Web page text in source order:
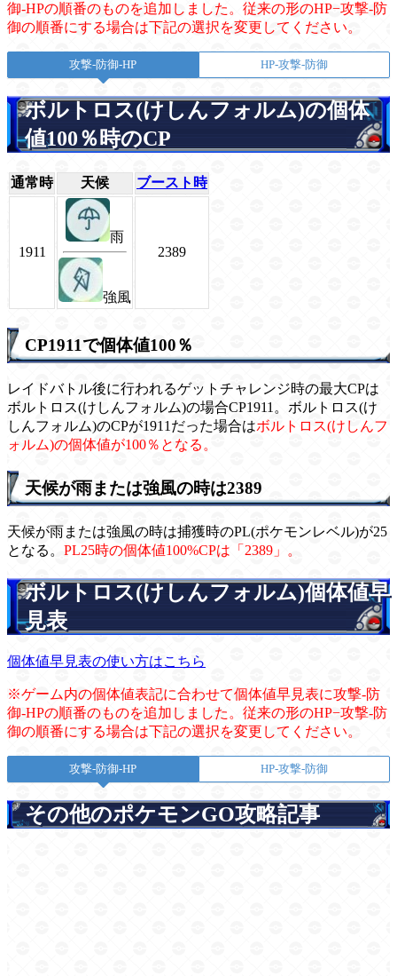
御-HPの順番のものを追加しました。従来の形のHP−攻撃-防
御の順番にする場合は下記の選択を変更してください。
攻撃-防御-HP HP-攻撃-防御
ボルトロス(けしんフォルム)の個体
値100％時のCP
通常時 天候 ブースト時
1911
雨
強風
2389
CP1911で個体値100％
レイドバトル後に行われるゲットチャレンジ時の最大CPは
ボルトロス(けしんフォルム)の場合CP1911。ボルトロス(け
しんフォルム)のCPが1911だった場合はボルトロス(けしんフ
ォルム)の個体値が100％となる。
天候が雨または強風の時は2389
天候が雨または強風の時は捕獲時のPL(ポケモンレベル)が25
となる。 PL25時の個体値100%CPは「2389」。
ボルトロス(けしんフォルム)個体値早
見表
個体値早見表の使い方はこちら
※ゲーム内の個体値表記に合わせて個体値早見表に攻撃-防
御-HPの順番のものを追加しました。従来の形のHP−攻撃-防
御の順番にする場合は下記の選択を変更してください。
攻撃-防御-HP HP-攻撃-防御
その他のポケモンGO攻略記事